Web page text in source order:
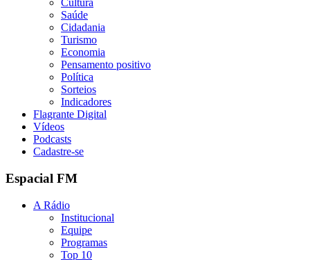
Cultura
Saúde
Cidadania
Turismo
Economia
Pensamento positivo
Política
Sorteios
Indicadores
Flagrante Digital
Vídeos
Podcasts
Cadastre-se
Espacial FM
A Rádio
Institucional
Equipe
Programas
Top 10